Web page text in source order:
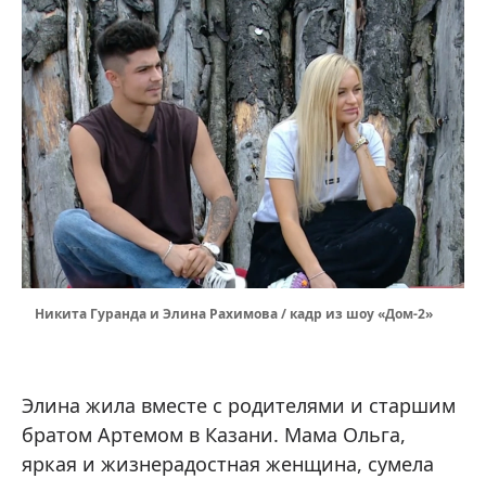
Никита Гуранда и Элина Рахимова / кадр из шоу «Дом-2»
Элина жила вместе с родителями и старшим
братом Артемом в Казани. Мама Ольга,
яркая и жизнерадостная женщина, сумела